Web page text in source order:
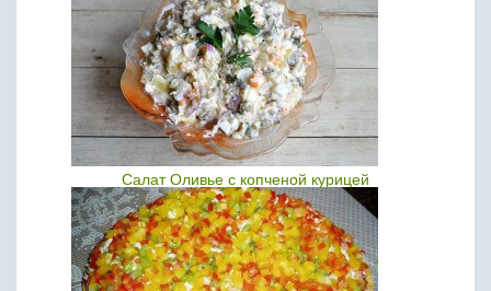
Салат Оливье с копченой курицей